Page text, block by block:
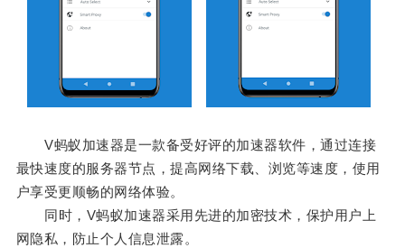
V蚂蚁加速器是一款备受好评的加速器软件，通过连接
最快速度的服务器节点，提高网络下载、浏览等速度，使用
户享受更顺畅的网络体验。
同时，V蚂蚁加速器采用先进的加密技术，保护用户上
网隐私，防止个人信息泄露。